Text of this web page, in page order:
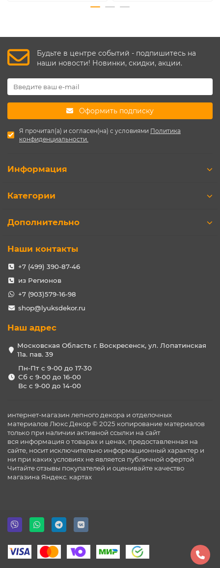
Будьте в центре событий - подпишитесь на
наши новости! Новинки, скидки, акции.
Оформить подписку
Я прочитал(а) и согласен(на) с условиями Политика
конфиденциальности.
Информация
Категории
Дополнительно
Наши контакты
+7 (499) 390-87-46
из Регионов
+7 (903)579-16-98
shop@lyuksdekor.ru
Наш адрес
Московская Область г. Воскресенск, ул. Лопатинская
11а. пав. 39
Пн-Пт с 9-00 до 17-30
Сб с 9-00 до 16-00
Вс с 9-00 до 14-00
интернет-магазин лепного декора и отделочных
материалов Люкс Декор © 2025 копирование материалов
только при наличии активной ссылки на сайт
вся информация о товарах и ценах, предоставленная на
сайте, носит исключительно информационный характер и
ни при каких условиях не является публичной офертой
Читайте отзывы покупателей и оценивайте качество
магазина Яндекс. картах